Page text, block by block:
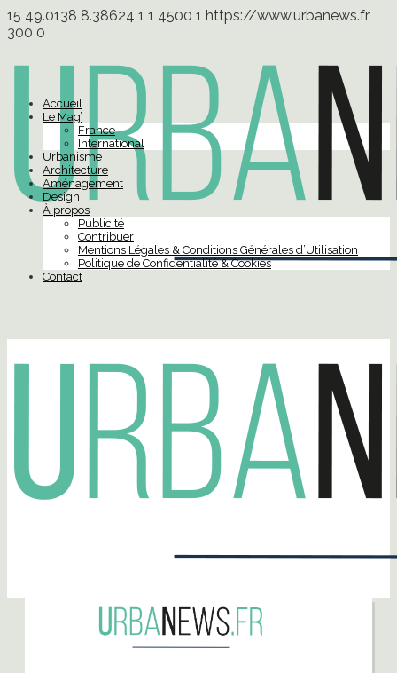
15 49.0138 8.38624 1 1 4500 1 https://www.urbanews.fr
300 0
Accueil
Le Mag’
France
International
Urbanisme
Architecture
Aménagement
Design
À propos
Publicité
Contribuer
Mentions Légales & Conditions Générales d’Utilisation
Politique de Confidentialité & Cookies
Contact